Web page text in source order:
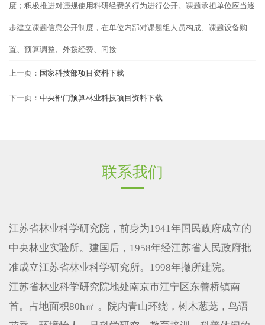
度；积极推进对违规使用科研经费的行为进行公开。课题承担单位应当逐
步建立课题信息公开制度，在单位内部对课题组人员构成、课题设备购
置、预算调整、外拨经费、间接
上一页： 国家科技部项目资料下载
下一页： 中央部门预算林业科技项目资料下载
联系我们
江苏省林业科学研究院，前身为1941年国民政府成立的
中央林业实验所。建国后，1958年经江苏省人民政府批
准成立江苏省林业科学研究所。1998年撤所建院。
江苏省林业科学研究院地处南京市江宁区东善桥镇南
首。占地面积80h㎡ 。院内青山环绕，树木葱茏，鸟语